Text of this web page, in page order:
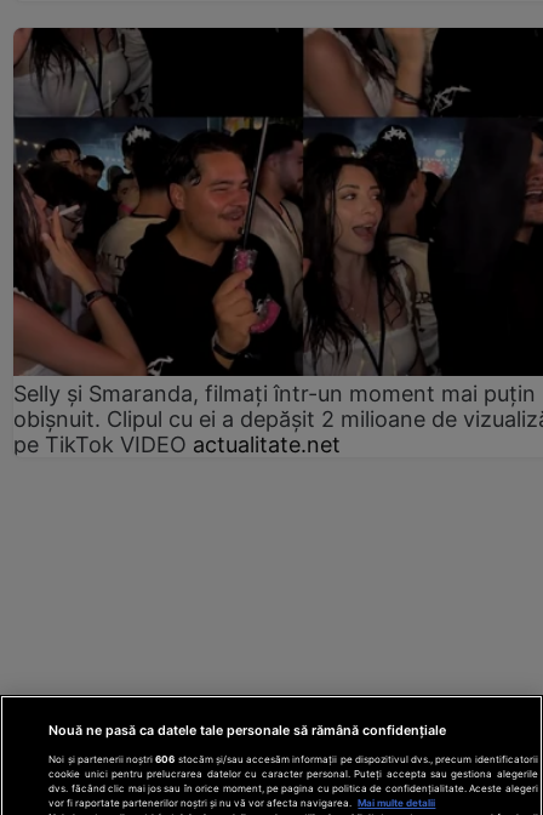
Selly și Smaranda, filmați într-un moment mai puțin
obișnuit. Clipul cu ei a depășit 2 milioane de
pe TikTok VIDEO actualitate.net
Nouă ne pasă ca datele tale personale să rămână confidențiale
Noi și partenerii noștri606 stocăm și/sau accesăm informații pe dispozitivul dvs., precum identificatorii
cookie unici pentru prelucrarea datelor cu caracter personal. Puteți accepta sau gestiona alegerile
dvs. făcând clic mai jos sau în orice moment, pe pagina cu politica de confidențialitate. Aceste alegeri
vor fi raportate partenerilor noștri și nu vă vor afecta navigarea.
Mai multe detalii